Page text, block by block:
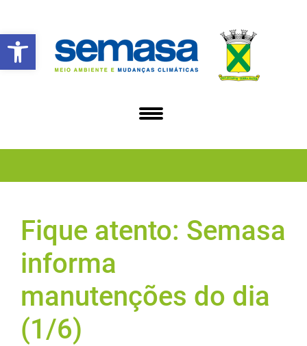
Abrir a barra de ferramentas
Fique atento: Semasa
informa
manutenções do dia
(1/6)